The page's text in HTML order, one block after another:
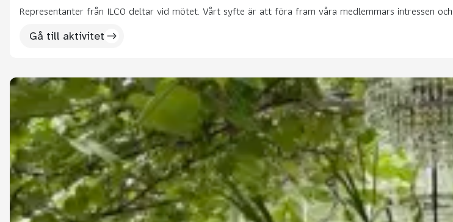
Representanter från ILCO deltar vid mötet. Vårt syfte är att föra fram våra medlemmars intressen
Gå till aktivitet